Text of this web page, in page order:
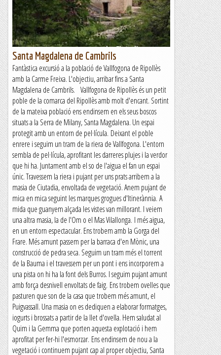
Santa Magdalena de Cambrils
Fantàstica excursió a la població de Vallfogona de Ripollès
amb la Carme Freixa. L'objectiu, arribar fins a Santa
Magdalena de Cambrils. Vallfogona de Ripollès és un petit
poble de la comarca del Ripollès amb molt d'encant. Sortint
de la mateixa població ens endinsem en els seus boscos
situats a la Serra de Milany, Santa Magdalena. Un espai
protegit amb un entorn de pel·lícula. Deixant el poble
enrere i seguim un tram de la riera de Vallfogona. L'entorn
sembla de pel·lícula, aprofitant les darreres plujes i la verdor
que hi ha. Juntament amb el so de l'aigua el fan un espai
únic. Travessem la riera i pujant per uns prats arribem a la
masia de Ciutadia, envoltada de vegetació. Anem pujant de
mica en mica seguint les marques grogues d'Itinerànnia. A
mida que guanyem alçada les vistes van millorant. I veiem
una altra masia, la de l'Om o el Mas Vilallonga. I més aigua,
en un entorn espectacular. Ens trobem amb la Gorga del
Frare. Més amunt passem per la barraca d'en Mònic, una
construcció de pedra seca. Seguim un tram més el torrent
de la Bauma i el travessem per un pont i ens incorporem a
una pista on hi ha la font dels Burros. I seguim pujant amunt
amb força desnivell envoltats de faig. Ens trobem ovelles que
pasturen que son de la casa que trobem més amunt, el
Puigvassall. Una masia on es dediquen a elaborar formatges,
iogurts i brossats a partir de la llet d'ovella. Hem saludat al
Quim i la Gemma que porten aquesta explotació i hem
aprofitat per fer-hi l'esmorzar. Ens endinsem de nou a la
vegetació i continuem pujant cap al proper objectiu, Santa